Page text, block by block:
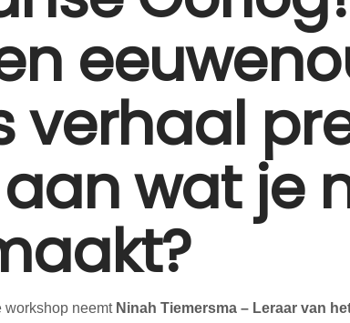
verhaal
wat je
workshop neemt Ninah Tiemersma – Leraar van